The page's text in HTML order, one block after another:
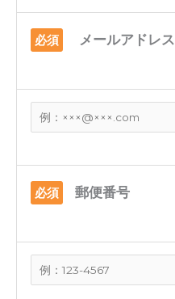
必須 メールアドレス
必須 郵便番号